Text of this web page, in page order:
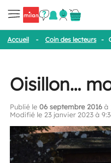
Accueil - Coin des lecteurs -
Oisillon…
Publié le 06 septembre 2016 à
Modifié le 23 janvier 2023 à